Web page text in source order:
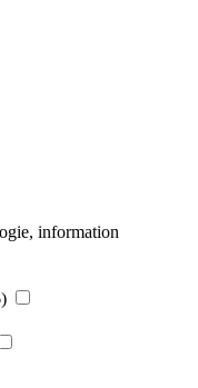
information